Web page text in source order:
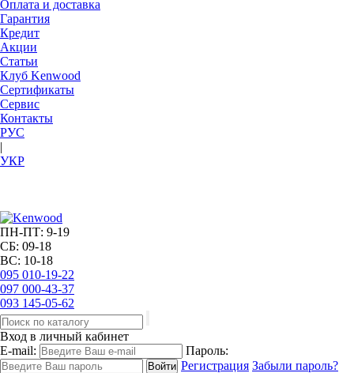
Оплата и доставка
Гарантия
Кредит
Акции
Статьи
Клуб Kenwood
Сертификаты
Сервис
Контакты
РУC
|
УКР
ПН-ПТ: 9-19
СБ: 09-18
ВС: 10-18
095 010-19-22
097 000-43-37
093 145-05-62
Вход в личный кабинет
E-mail:
Пароль:
Регистрация Забыли пароль?